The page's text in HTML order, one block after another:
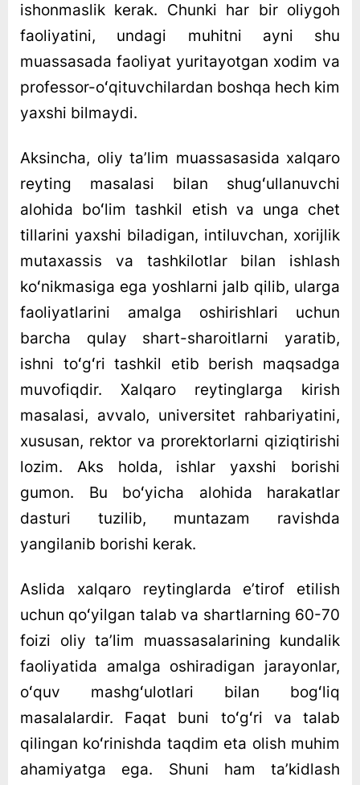
ishonmaslik kerak. Chunki har bir oliygoh
faoliyatini, undagi muhitni ayni shu
muassasada faoliyat yuritayotgan xodim va
professor-oʻqituvchilardan boshqa hech kim
yaxshi bilmaydi.
Aksincha, oliy taʼlim muassasasida xalqaro
reyting masalasi bilan shugʻullanuvchi
alohida boʻlim tashkil etish va unga chet
tillarini yaxshi biladigan, intiluvchan, xorijlik
mutaxassis va tashkilotlar bilan ishlash
koʻnikmasiga ega yoshlarni jalb qilib, ularga
faoliyatlarini amalga oshirishlari uchun
barcha qulay shart-sharoitlarni yaratib,
ishni toʻgʻri tashkil etib berish maqsadga
muvofiqdir. Xalqaro reytinglarga kirish
masalasi, avvalo, universitet rahbariyatini,
xususan, rektor va prorektorlarni qiziqtirishi
lozim. Aks holda, ishlar yaxshi borishi
gumon. Bu boʻyicha alohida harakatlar
dasturi tuzilib, muntazam ravishda
yangilanib borishi kerak.
Aslida xalqaro reytinglarda eʼtirof etilish
uchun qoʻyilgan talab va shartlarning 60-70
foizi oliy taʼlim muassasalarining kundalik
faoliyatida amalga oshiradigan jarayonlar,
oʻquv mashgʻulotlari bilan bogʻliq
masalalardir. Faqat buni toʻgʻri va talab
qilingan koʻrinishda taqdim eta olish muhim
ahamiyatga ega. Shuni ham taʼkidlash